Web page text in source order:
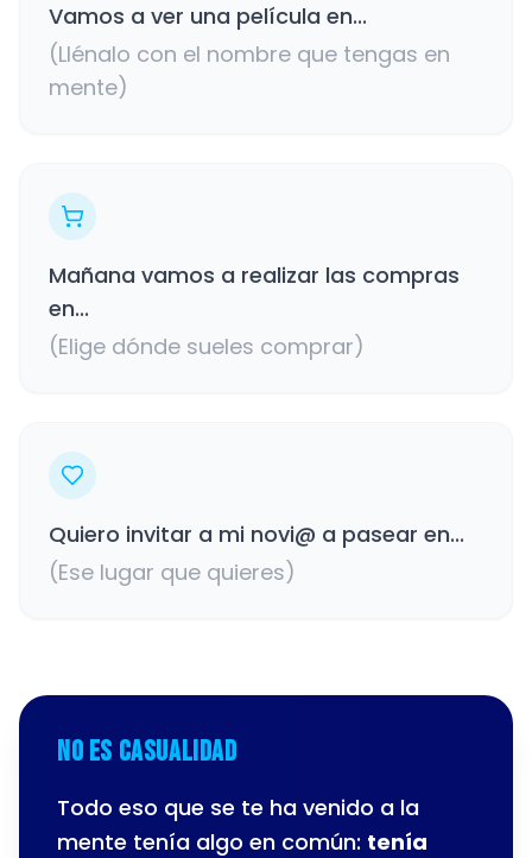
Vamos a ver una película en...
(Llénalo con el nombre que tengas en
mente)
Mañana vamos a realizar las compras
en...
(Elige dónde sueles comprar)
Quiero invitar a mi novi@ a pasear en...
(Ese lugar que quieres)
No es casualidad
Todo eso que se te ha venido a la
mente tenía algo en común: tenía